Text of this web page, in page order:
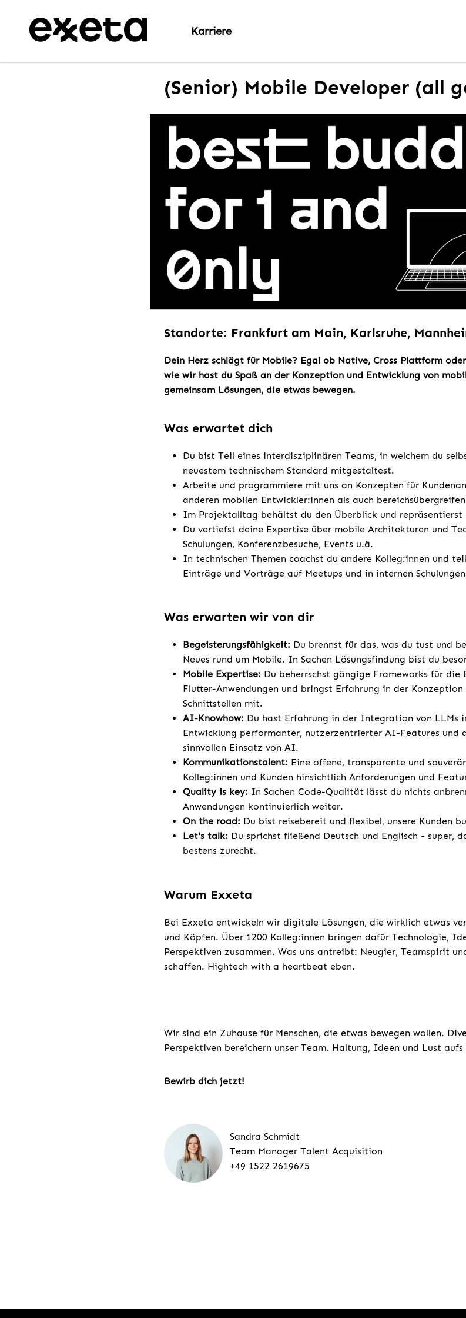
Karriere
(Senior) Mobile Developer (all
Standorte: Frankfurt am Main, Karlsruhe,
Dein Herz schlägt für Mobile? Egal ob Native, Cross Plattform
wie wir hast du Spaß an der Konzeption und Entwicklung von
gemeinsam Lösungen, die etwas bewegen.
Was erwartet dich
Du bist Teil eines interdisziplinären Teams, in welchem du
neuestem technischem Standard mitgestaltest.
Arbeite und programmiere mit uns an Konzepten für
anderen mobilen Entwickler:innen als auch
Im Projektalltag behältst du den Überblick und repräsentierst
Du vertiefst deine Expertise über mobile Architekturen und
Schulungen, Konferenzbesuche, Events u.ä.
In technischen Themen coachst du andere Kolleg:innen und
Einträge und Vorträge auf Meetups und in internen
Was erwarten wir von dir
Begeisterungsfähigkeit: Du brennst für das, was du tust und
Neues rund um Mobile. In Sachen Lösungsfindung bist du
Mobile Expertise: Du beherrschst gängige Frameworks für die
Flutter-Anwendungen und bringst Erfahrung in der
Schnittstellen mit.
AI-Knowhow: Du hast Erfahrung in der Integration von LLMs
Entwicklung performanter, nutzerzentrierter AI-Features und
sinnvollen Einsatz von AI.
Kommunikationstalent: Eine offene, transparente und
Kolleg:innen und Kunden hinsichtlich Anforderungen und
Quality is key: In Sachen Code-Qualität lässt du nichts
Anwendungen kontinuierlich weiter.
On the road: Du bist reisebereit und flexibel, unsere Kunden
Let's talk: Du sprichst fließend Deutsch und Englisch - super,
bestens zurecht.
Warum Exxeta
Bei Exxeta entwickeln wir digitale Lösungen, die wirklich etwas
und Köpfen. Über 1200 Kolleg:innen bringen dafür Technologie,
Perspektiven zusammen. Was uns antreibt: Neugier, Teamspirit
schaffen. Hightech with a heartbeat eben.
Wir sind ein Zuhause für Menschen, die etwas bewegen wollen.
Perspektiven bereichern unser Team. Haltung, Ideen und Lust
Bewirb dich jetzt!
Sandra Schmidt
Team Manager Talent Acquisition
+49 1522 2619675